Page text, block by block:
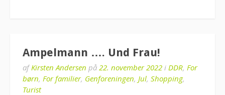
Ampelmann …. Und Frau!
afKirsten Andersen på 22. november 2022 i DDR, For
børn, For familier, Genforeningen, Jul, Shopping,
Turist